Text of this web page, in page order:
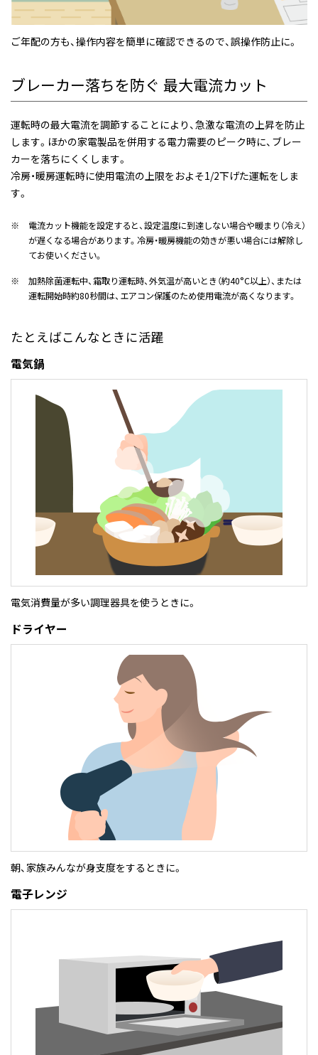
ご年配の方も、操作内容を簡単に確認できるので、誤操作防止に。
ブレーカー落ちを防ぐ 最大電流カット
運転時の最大電流を調節することにより、急激な電流の上昇を防止
します。ほかの家電製品を併用する電力需要のピーク時に、ブレー
カーを落ちにくくします。
冷房・暖房運転時に使用電流の上限をおよそ1/2下げた運転をしま
す。
※
電流カット機能を設定すると、設定温度に到達しない場合や暖まり（冷え）
が遅くなる場合があります。冷房・暖房機能の効きが悪い場合には解除し
てお使いください。
※
加熱除菌運転中、霜取り運転時、外気温が高いとき（約40°C以上）、または
運転開始時約80秒間は、エアコン保護のため使用電流が高くなります。
たとえばこんなときに活躍
電気鍋
電気消費量が多い調理器具を使うときに。
ドライヤー
朝、家族みんなが身支度をするときに。
電子レンジ